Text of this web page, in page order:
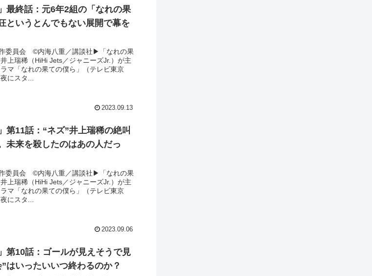
最終話：元6年2組の「なれの果
というとんでもない展開で幕を
委員会 ©内海八重／講談社▶︎「なれの果
上瑞稀（HiHi Jets／ジャニーズJr.）が主
マ「なれの果ての僕ら」（テレビ東京
にスタ...
2023.09.13
第11話：“ネズ”井上瑞稀の絶叫
未来を殺したのはあの人だっ
委員会 ©内海八重／講談社▶︎「なれの果
上瑞稀（HiHi Jets／ジャニーズJr.）が主
マ「なれの果ての僕ら」（テレビ東京
にスタ...
2023.09.06
第10話：ゴールが見えそうで見
はいったいいつ終わるのか？